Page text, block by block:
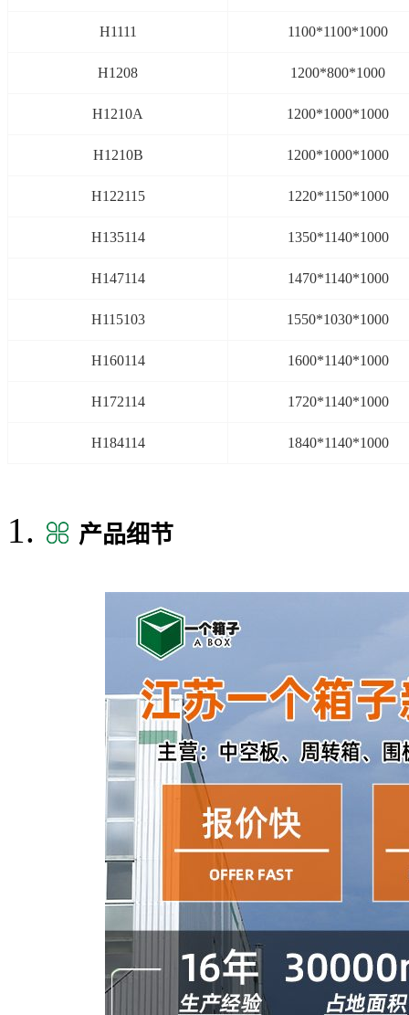
H1111 1100*1100*1000
H1208 1200*800*1000
H1210A 1200*1000*1000
H1210B 1200*1000*1000
H122115 1220*1150*1000
H135114 1350*1140*1000
H147114 1470*1140*1000
H115103 1550*1030*1000
H160114 1600*1140*1000
H172114 1720*1140*1000
H184114 1840*1140*1000
产品细节